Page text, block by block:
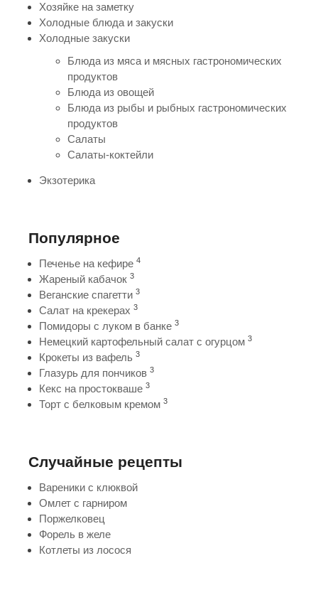
Хозяйке на заметку
Холодные блюда и закуски
Холодные закуски
Блюда из мяса и мясных гастрономических
продуктов
Блюда из овощей
Блюда из рыбы и рыбных гастрономических
продуктов
Салаты
Салаты-коктейли
Экзотерика
Популярное
Печенье на кефире 4
Жареный кабачок 3
Веганские спагетти 3
Салат на крекерах 3
Помидоры с луком в банке 3
Немецкий картофельный салат с огурцом 3
Крокеты из вафель 3
Глазурь для пончиков 3
Кекс на простокваше 3
Торт с белковым кремом 3
Случайные рецепты
Вареники с клюквой
Омлет с гарниром
Поржелковец
Форель в желе
Котлеты из лосося